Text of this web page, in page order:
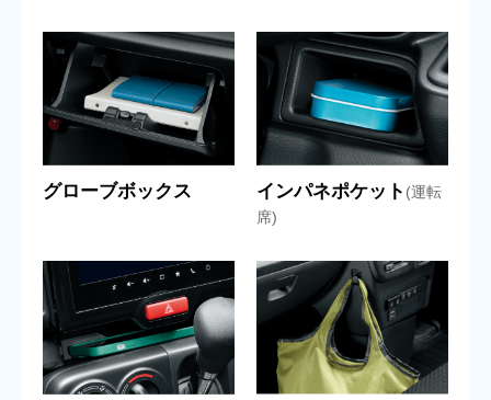
グローブボックス インパネポケット (運転
席)